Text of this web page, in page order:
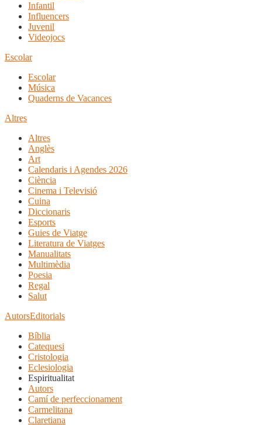
Infantil
Influencers
Juvenil
Videojocs
Escolar
Escolar
Música
Quaderns de Vacances
Altres
Altres
Anglès
Art
Calendaris i Agendes 2026
Ciència
Cinema i Televisió
Cuina
Diccionaris
Esports
Guies de Viatge
Literatura de Viatges
Manualitats
Multimèdia
Poesia
Regal
Salut
AutorsEditorials
Bíblia
Catequesi
Cristologia
Eclesiologia
Espiritualitat
Autors
Camí de perfeccionament
Carmelitana
Claretiana